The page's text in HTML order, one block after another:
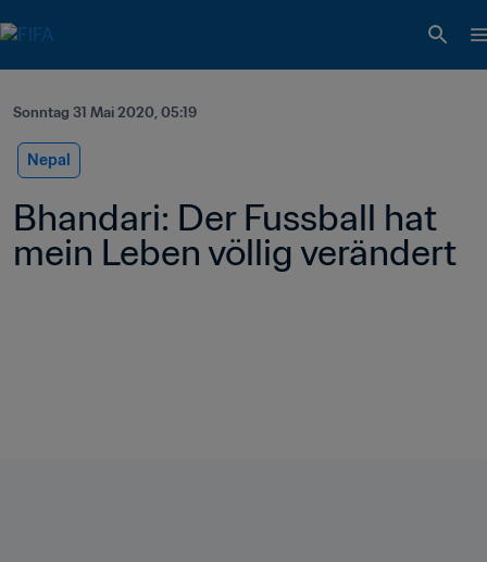
Sonntag 31 Mai 2020, 05:19
Nepal
Bhandari: Der Fussball hat
mein Leben völlig verändert